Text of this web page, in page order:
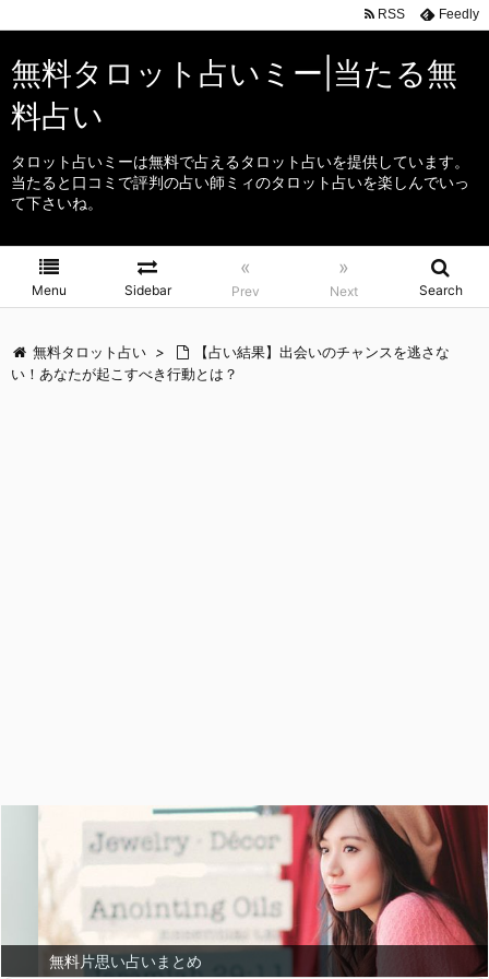
無料タロット占いミー|当たる無
料占い
タロット占いミーは無料で占えるタロット占いを提供しています。
当たると口コミで評判の占い師ミィのタロット占いを楽しんでいっ
て下さいね。
Menu Sidebar
«
Prev
»
Next Search
RSS Feedly
無料タロット占い >
【占い結果】出会いのチャンスを逃さな
い！あなたが起こすべき行動とは？
無料片思い占いまとめ